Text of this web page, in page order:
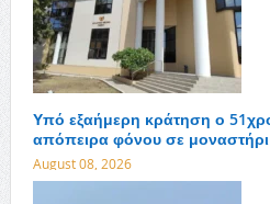
Υπό εξαήμερη κράτηση ο
απόπειρα φόνου σε
August 08, 2026